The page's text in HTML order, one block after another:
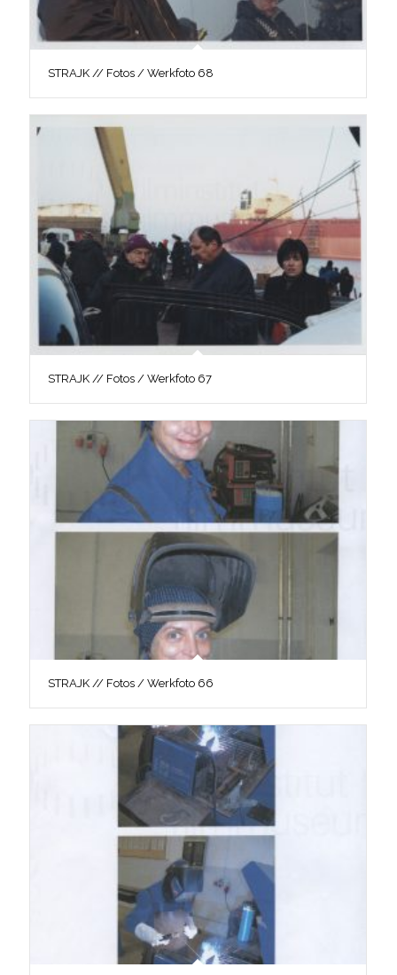
STRAJK // Fotos / Werkfoto 68
STRAJK // Fotos / Werkfoto 67
STRAJK // Fotos / Werkfoto 66